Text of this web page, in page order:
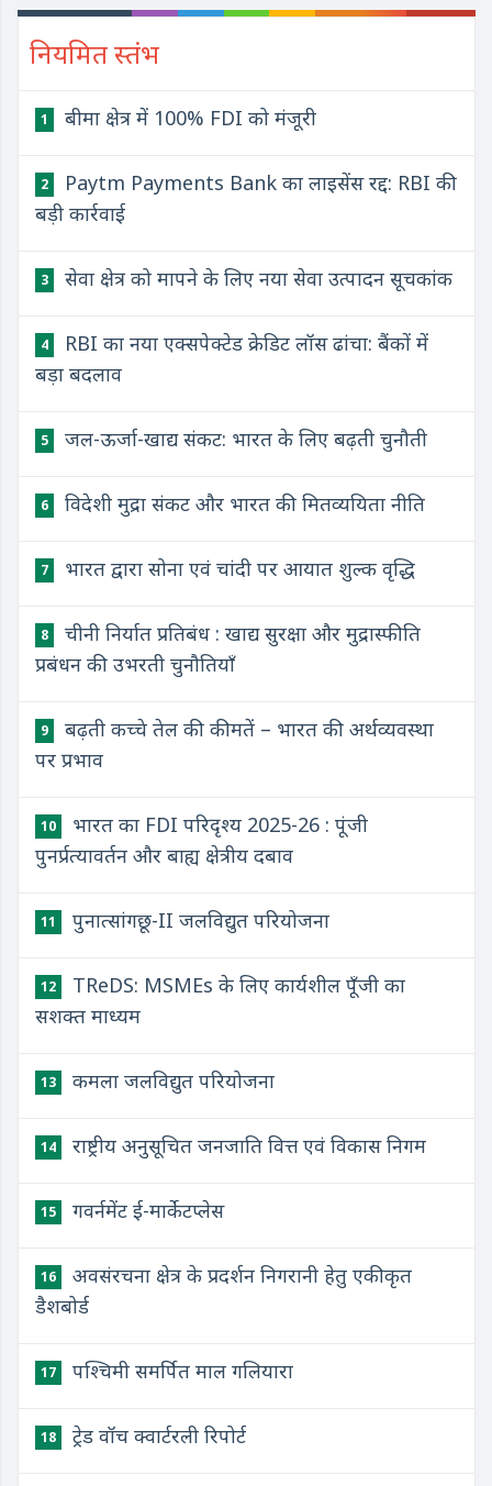
नियमित स्तंभ
1 बीमा क्षेत्र में 100% FDI को मंजूरी
2
Paytm Payments Bank का लाइसेंस रद्द: RBI की
बड़ी कार्रवाई
3 सेवा क्षेत्र को मापने के लिए नया सेवा उत्पादन सूचकांक
4
RBI का नया एक्सपेक्टेड क्रेडिट लॉस ढांचा: बैंकों में
बड़ा बदलाव
5 जल-ऊर्जा-खाद्य संकट: भारत के लिए बढ़ती चुनौती
6 विदेशी मुद्रा संकट और भारत की मितव्ययिता नीति
7 भारत द्वारा सोना एवं चांदी पर आयात शुल्क वृद्धि
8
चीनी निर्यात प्रतिबंध : खाद्य सुरक्षा और मुद्रास्फीति
प्रबंधन की उभरती चुनौतियाँ
9
बढ़ती कच्चे तेल की कीमतें – भारत की अर्थव्यवस्था
पर प्रभाव
10
भारत का FDI परिदृश्य 2025-26 : पूंजी
पुनर्प्रत्यावर्तन और बाह्य क्षेत्रीय दबाव
11 पुनात्सांगछू-II जलविद्युत परियोजना
12
TReDS: MSMEs के लिए कार्यशील पूँजी का
सशक्त माध्यम
13 कमला जलविद्युत परियोजना
14 राष्ट्रीय अनुसूचित जनजाति वित्त एवं विकास निगम
15 गवर्नमेंट ई-मार्केटप्लेस
16
अवसंरचना क्षेत्र के प्रदर्शन निगरानी हेतु एकीकृत
डैशबोर्ड
17 पश्चिमी समर्पित माल गलियारा
18 ट्रेड वॉच क्वार्टरली रिपोर्ट